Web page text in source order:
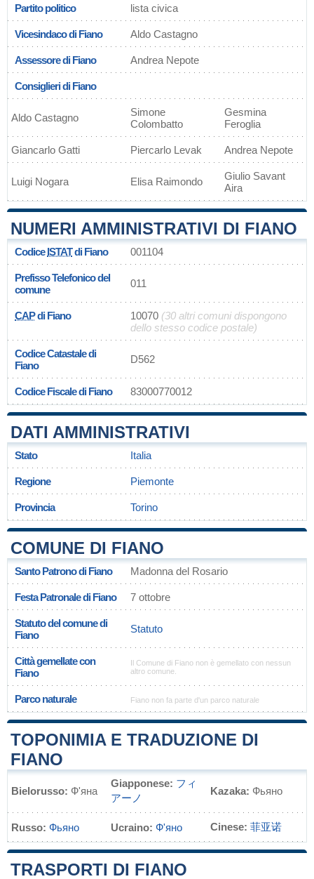
Partito politico lista civica
Vicesindaco di Fiano Aldo Castagno
Assessore di Fiano Andrea Nepote
Consiglieri di Fiano
Aldo Castagno
Simone
Colombatto
Gesmina
Feroglia
Giancarlo Gatti Piercarlo Levak Andrea Nepote
Luigi Nogara Elisa Raimondo
Giulio Savant
Aira
NUMERI AMMINISTRATIVI DI FIANO
CodiceISTATdi Fiano 001104
Prefisso Telefonico del
comune
011
CAPdi Fiano 10070 (30 altri comuni dispongono
dello stesso codice postale)
Codice Catastale di
Fiano
D562
Codice Fiscale di Fiano 83000770012
DATI AMMINISTRATIVI
Stato Italia
Regione Piemonte
Provincia Torino
COMUNE DI FIANO
Santo Patrono di Fiano Madonna del Rosario
Festa Patronale di Fiano 7 ottobre
Statuto del comune di
Fiano
Statuto
Città gemellate con
Fiano
Il Comune di Fiano non è gemellato con nessun
altro comune.
Parco naturale Fiano non fa parte d'un parco naturale
TOPONIMIA E TRADUZIONE DI
FIANO
Bielorusso: Ф'яна
Giapponese: フィ
アーノ
Kazaka: Фьяно
Russo: Фьяно Ucraino: Ф'яно Cinese: 菲亚诺
TRASPORTI DI FIANO